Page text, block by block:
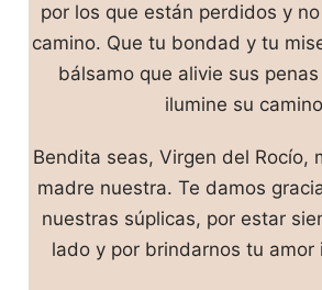
por los que están perdidos y
camino. Que tu bondad y tu
bálsamo que alivie sus
ilumine su
Bendita seas, Virgen del Rocío,
madre nuestra. Te damos
nuestras súplicas, por estar
lado y por brindarnos tu amor